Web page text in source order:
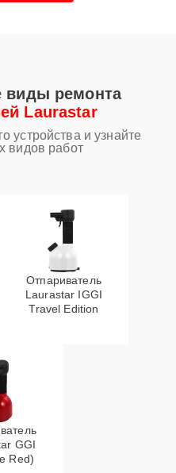
виды ремонта
Laurastar
устройства и узнайте
видов работ
Отпариватель
Laurastar IGGI
Travel Edition
GGI
Red)